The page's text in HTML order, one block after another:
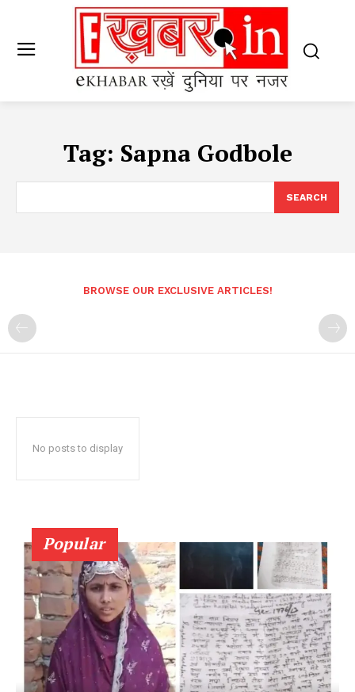
Tag: Sapna Godbole
SEARCH
BROWSE OUR EXCLUSIVE ARTICLES!
No posts to display
Popular